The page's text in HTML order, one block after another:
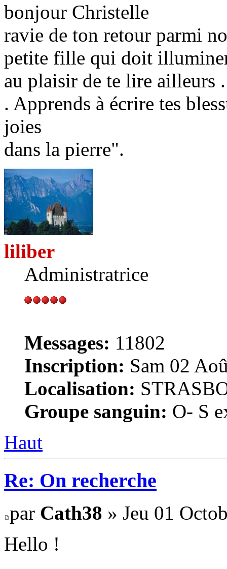
bonjour Christelle
ravie de ton retour parmi
petite fille qui doit
au plaisir de te lire ailleurs .
. Apprends à écrire tes
joies
dans la pierre".
liliber
Administratrice
Messages: 11802
Inscription: Sam 02
Localisation:
Groupe sanguin: O- S
Haut
Re: On recherche
par Cath38 » Jeu 01
Hello !